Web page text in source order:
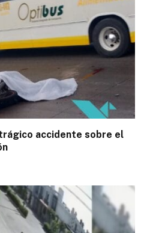
accidente sobre el